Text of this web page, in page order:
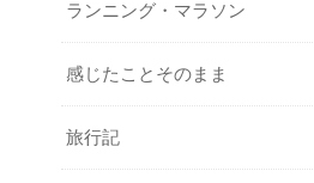
ランニング・マラソン
感じたことそのまま
旅行記